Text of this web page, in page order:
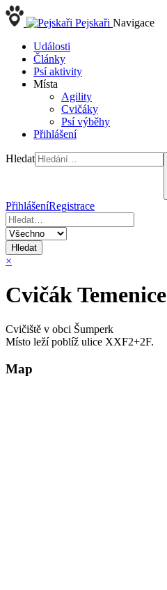
Pejskaři Navigace
Události
Články
Psí aktivity
Místa
Agility
Cvičáky
Psí výběhy
Přihlášení
Hledat
PřihlášeníRegistrace
Hledat
×
Cvičák Temenice
Cvičiště v obci Šumperk
Místo leží poblíž ulice XXF2+2F.
Map